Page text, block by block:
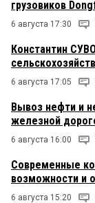
грузовиков
6 августа 17:30
Константин
6 августа 17:05
Вывоз нефти и
железной
6 августа 16:00
Современные
возможности и
6 августа 15:20